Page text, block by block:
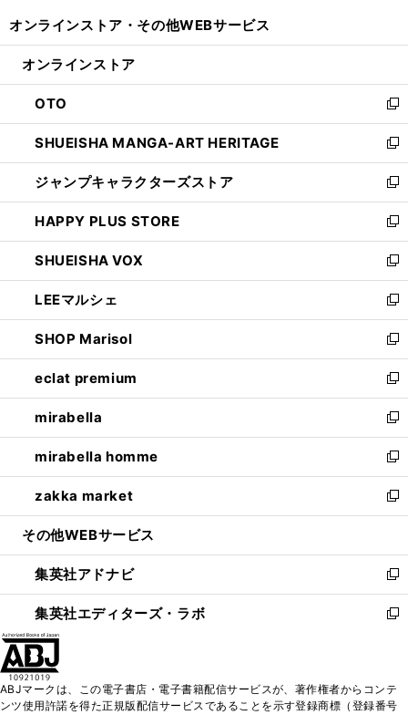
開
ン
ウ
で
開
く
ウ
ン
ド
ウ
で
開
く
オンラインストア・ その他WEBサービス
オンラインストア
OTO
新
し
い
ウ
ィ
ン
ド
ウ
で
開
く
SHUEISHA MANGA-ART HERITAGE
新
し
い
ウ
ィ
ン
ド
ウ
で
開
く
ジャンプキャラクターズストア
新
し
い
ウ
ィ
ン
ド
ウ
で
開
く
HAPPY PLUS STORE
新
し
い
ウ
ィ
ン
ド
ウ
で
開
く
SHUEISHA VOX
新
し
い
ウ
ィ
ン
ド
ウ
で
開
く
LEEマルシェ
新
し
い
ウ
ィ
ン
ド
ウ
で
開
く
SHOP Marisol
新
し
い
ウ
ィ
ン
ド
ウ
で
開
eclat premium
新
し
い
ウ
ィ
ン
ド
ウ
開
く
mirabella
新
し
い
ウ
ィ
ン
ウ
で
開
く
mirabella homme
新
し
い
ウ
ン
ド
ウ
で
zakka market
新
し
ウ
ィ
ン
ド
く
その他WEBサービス
集英社アドナビ
新
し
い
ド
集英社エディターズ・ラボ
新
ィ
ABJマークは、この電子書店・電子書籍配信サービスが、著作権者からコンテ
ンツ使用許諾を得た正規版配信サービスであることを示す登録商標（登録番号